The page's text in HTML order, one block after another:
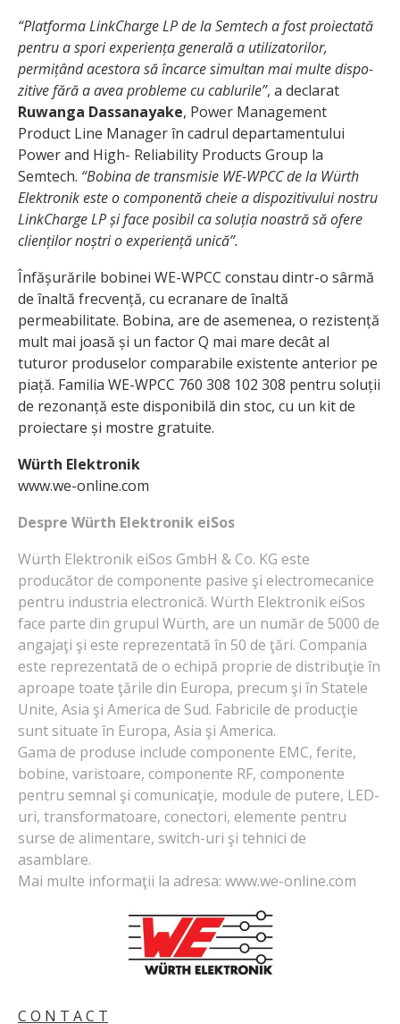
“Platforma LinkCharge LP de la Semtech a fost proiectată
pentru a spori experiența generală a utilizatorilor,
permițând acestora să încarce simultan mai multe dispo­
zitive fără a avea probleme cu cablurile”, a declarat
Ruwanga Dassanayake, Power Management
Product Line Manager în cadrul departamentului
Power and High- Reliability Products Group la
Semtech. “Bobina de transmisie WE-WPCC de la Würth
Elektronik este o componentă cheie a dispozitivului nostru
LinkCharge LP și face posibil ca soluția noastră să ofere
clienților noștri o experiență unică”.
Înfășurările bobinei WE-WPCC constau dintr-o sârmă
de înaltă frecvență, cu ecra­nare de înaltă
permeabilitate. Bobina, are de asemenea, o rezistență
mult mai joasă și un factor Q mai mare decât al
tuturor produselor comparabile existente anterior pe
piață. Familia WE-WPCC 760 308 102 308 pentru soluții
de rezonanță este disponibilă din stoc, cu un kit de
proiectare și mostre gratuite.
Würth Elektronik
www.we-online.com
Despre Würth Elektronik eiSos
Würth Elektronik eiSos GmbH & Co. KG este
producător de componente pasive şi electromecanice
pentru industria electronică. Würth Elektronik eiSos
face parte din grupul Würth, are un număr de 5000 de
angajaţi şi este reprezentată în 50 de ţări. Compania
este reprezentată de o echipă proprie de distribuţie în
aproape toate ţările din Europa, precum şi în Statele
Unite, Asia şi America de Sud. Fabricile de producţie
sunt situate în Europa, Asia şi America.
Gama de produse include componente EMC, ferite,
bobine, varistoare, componente RF, componente
pentru semnal şi comunicaţie, module de putere, LED-
uri, transformatoare, conectori, elemente pentru
surse de alimentare, switch-uri şi tehnici de
asamblare.
Mai multe informaţii la adresa: www.we-online.com
C O N T A C T